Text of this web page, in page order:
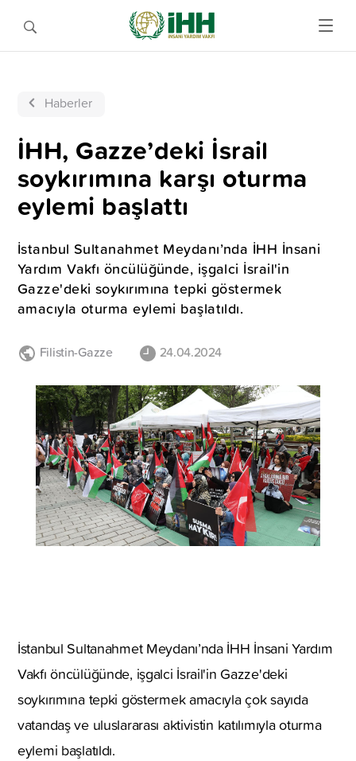
Haberler
İHH, Gazze’deki İsrail
soykırımına karşı oturma
eylemi başlattı
İstanbul Sultanahmet Meydanı’nda İHH İnsani
Yardım Vakfı öncülüğünde, işgalci İsrail'in
Gazze'deki soykırımına tepki göstermek
amacıyla oturma eylemi başlatıldı.
Filistin-Gazze 24.04.2024
İstanbul Sultanahmet Meydanı’nda İHH İnsani Yardım
Vakfı öncülüğünde, işgalci İsrail'in Gazze'deki
soykırımına tepki göstermek amacıyla çok sayıda
vatandaş ve uluslararası aktivistin katılımıyla oturma
eylemi başlatıldı.